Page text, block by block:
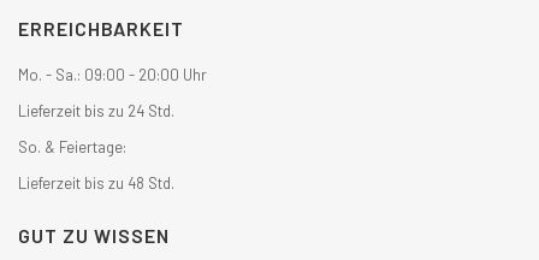
ERREICHBARKEIT
Mo. - Sa.: 09:00 - 20:00 Uhr
Lieferzeit bis zu 24 Std.
So. & Feiertage:
Lieferzeit bis zu 48 Std.
GUT ZU WISSEN